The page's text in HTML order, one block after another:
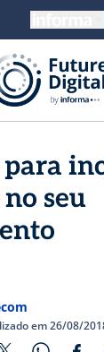
para
seu
em 26/08/